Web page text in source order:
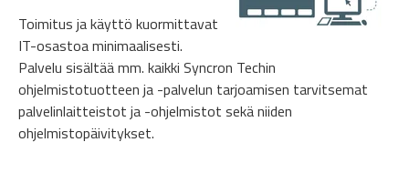
Toimitus ja käyttö kuormittavat
IT-osastoa minimaalisesti.
Palvelu sisältää mm. kaikki Syncron Techin
ohjelmistotuotteen ja -palvelun tarjoamisen tarvitsemat
palvelinlaitteistot ja -ohjelmistot sekä niiden
ohjelmistopäivitykset.